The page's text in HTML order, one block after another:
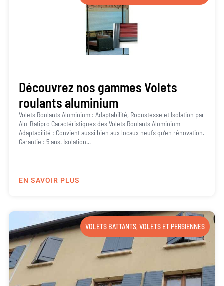
Découvrez nos gammes Volets
roulants aluminium
Volets Roulants Aluminium : Adaptabilité, Robustesse et Isolation par
Alu-Batipro Caractéristiques des Volets Roulants Aluminium
Adaptabilité : Convient aussi bien aux locaux neufs qu’en rénovation.
Garantie : 5 ans. Isolation...
EN SAVOIR PLUS
VOLETS BATTANTS,VOLETS ET PERSIENNES